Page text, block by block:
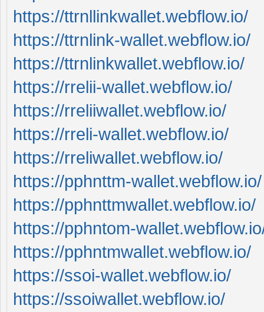
https://ttrnllinkwallet.webflow.io/
https://ttrnlink-wallet.webflow.io/
https://ttrnlinkwallet.webflow.io/
https://rrelii-wallet.webflow.io/
https://rreliiwallet.webflow.io/
https://rreli-wallet.webflow.io/
https://rreliwallet.webflow.io/
https://pphnttm-wallet.webflow.io/
https://pphnttmwallet.webflow.io/
https://pphntom-
https://pphntmwallet.webflow.io/
https://ssoi-wallet.webflow.io/
https://ssoiwallet.webflow.io/